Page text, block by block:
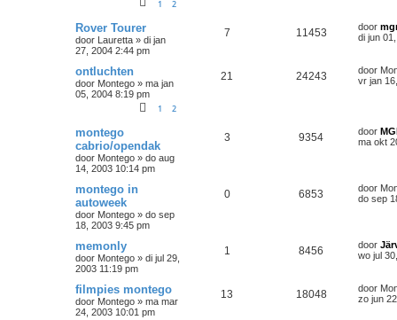
1 2
Rover Tourer
door Lauretta » di jan
27, 2004 2:44 pm
7 11453 door
di jun
ontluchten
door Montego » ma jan
05, 2004 8:19 pm
1 2
21 24243 door
vr jan
montego
cabrio/opendak
door Montego » do aug
14, 2003 10:14 pm
3 9354 door
ma okt
montego in
autoweek
door Montego » do sep
18, 2003 9:45 pm
0 6853 door
do sep
memonly
door Montego » di jul 29,
2003 11:19 pm
1 8456 door
wo jul
filmpies montego
door Montego » ma mar
24, 2003 10:01 pm
13 18048 door
zo jun